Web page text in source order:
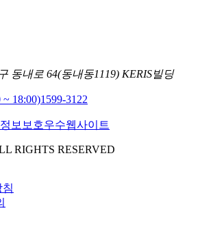
동내로 64(동내동1119) KERIS빌딩
18:00)1599-3122
RIGHTS RESERVED